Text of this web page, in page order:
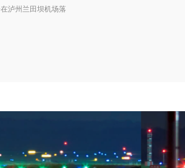
泸州兰田坝机场落